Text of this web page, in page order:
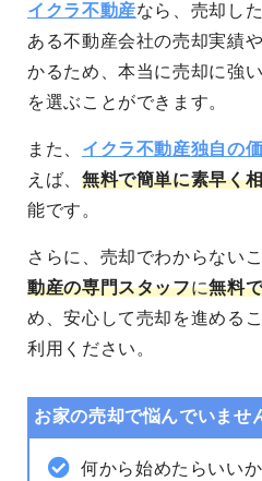
イクラ不動産なら、売却し
ある不動産会社の売却実績
かるため、本当に売却に強
を選ぶことができます。
また、 イクラ不動産独自の
えば、 無料で簡単に素早く
能です。
さらに、売却でわからない
動産の専門スタッフに無料
め、安心して売却を進める
利用ください。
お家の売却で悩んでいませ
何から始めたらいい